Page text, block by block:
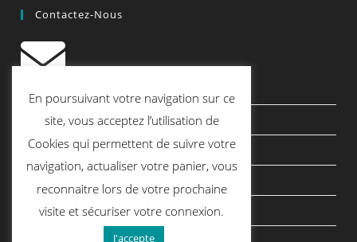
Contactez-Nous
contact@quiscrap.fr
Les Fiches Techniques et les Tutos
Le Blog
Conditions générales de vente
Mentions légales
En poursuivant votre navigation sur ce
site, vous acceptez l’utilisation de
Cookies qui permettent de suivre votre
navigation, actualiser votre panier, vous
reconnaitre lors de votre prochaine
visite et sécuriser votre connexion.
J'accepte